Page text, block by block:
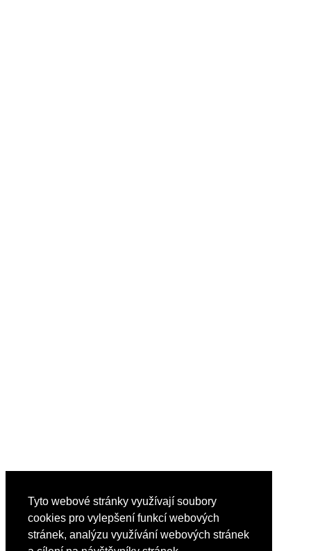
Tyto webové stránky využívají soubory
cookies pro vylepšení funkcí webových
stránek, analýzu využívání webových stránek